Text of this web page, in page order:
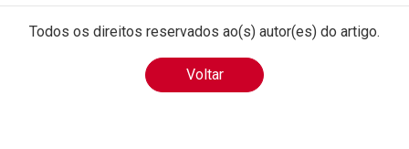
Todos os direitos reservados ao(s) autor(es) do artigo.
Voltar